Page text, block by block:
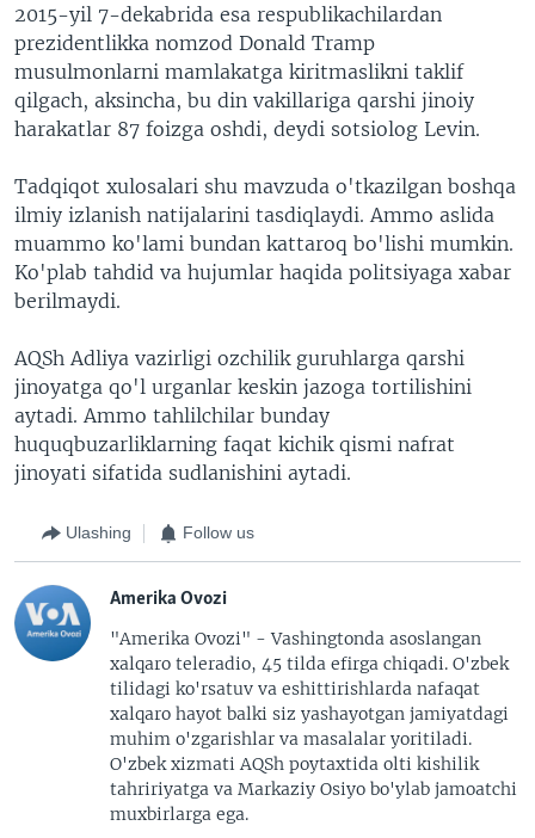
2015-yil 7-dekabrida esa respublikachilardan
prezidentlikka nomzod Donald Tramp
musulmonlarni mamlakatga kiritmaslikni taklif
qilgach, aksincha, bu din vakillariga qarshi jinoiy
harakatlar 87 foizga oshdi, deydi sotsiolog Levin.
Tadqiqot xulosalari shu mavzuda o'tkazilgan boshqa
ilmiy izlanish natijalarini tasdiqlaydi. Ammo aslida
muammo ko'lami bundan kattaroq bo'lishi mumkin.
Ko'plab tahdid va hujumlar haqida politsiyaga xabar
berilmaydi.
AQSh Adliya vazirligi ozchilik guruhlarga qarshi
jinoyatga qo'l urganlar keskin jazoga tortilishini
aytadi. Ammo tahlilchilar bunday
huquqbuzarliklarning faqat kichik qismi nafrat
jinoyati sifatida sudlanishini aytadi.
Ulashing Follow us
Amerika Ovozi
"Amerika Ovozi" - Vashingtonda asoslangan
xalqaro teleradio, 45 tilda efirga chiqadi. O'zbek
tilidagi ko'rsatuv va eshittirishlarda nafaqat
xalqaro hayot balki siz yashayotgan jamiyatdagi
muhim o'zgarishlar va masalalar yoritiladi.
O'zbek xizmati AQSh poytaxtida olti kishilik
tahririyatga va Markaziy Osiyo bo'ylab jamoatchi
muxbirlarga ega.